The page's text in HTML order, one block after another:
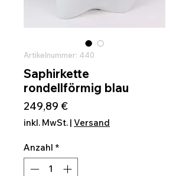
Artikelnummer: 440
Saphirkette
rondellförmig blau
249,89 €Preis
inkl. MwSt. | Versand
Anzahl *